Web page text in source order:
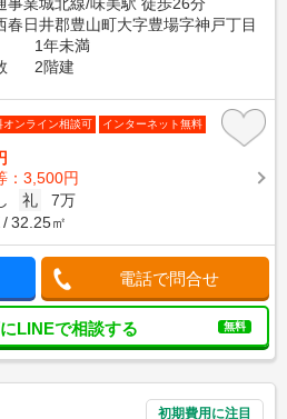
春日井郡豊山町大字豊場字神戸丁目
1年未満
2階建
オンライン相談可 インターネット無料
：3,500円
礼
7万
32.25㎡
電話で問合せ
LINEで相談する 無料
初期費用に注目